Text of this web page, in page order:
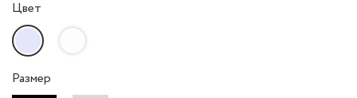
Цвет
Размер